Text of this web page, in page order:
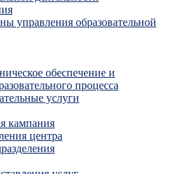
управления образовательной
обеспечение и
процесса
услуги
кампания
центра